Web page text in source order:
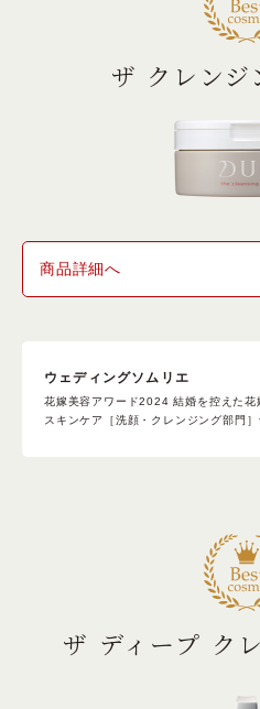
ザ クレンジ
商品詳細へ
ウェディングソムリエ
花嫁美容アワード2024 結婚を控えた花
スキンケア［洗顔・クレンジング部門
ザ ディープ ク